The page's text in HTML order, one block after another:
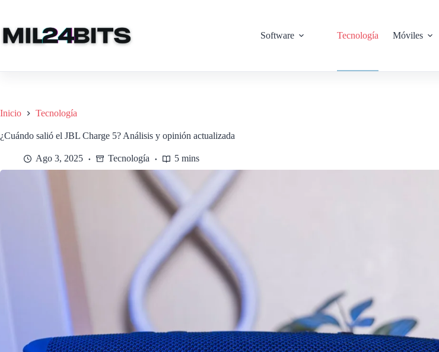
contenido
Software
Tecnología Móviles
Inicio Tecnología
¿Cuándo salió el JBL Charge 5? Análisis y opinión actualizada
Ago 3, 2025 Tecnología 5 mins